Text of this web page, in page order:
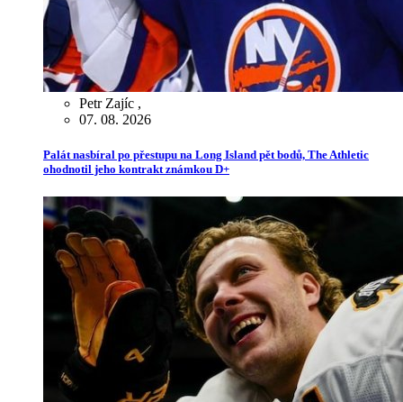
Petr Zajíc ,
07. 08. 2026
Palát nasbíral po přestupu na Long Island pět bodů, The Athletic
ohodnotil jeho kontrakt známkou D+